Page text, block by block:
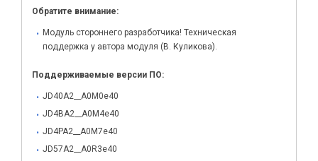
Обратите внимание:
Модуль стороннего разработчика! Техническая
поддержка у автора модуля (В. Куликова).
Поддерживаемые версии ПО:
JD40A2__A0M0e40
JD4BA2__A0M4e40
JD4PA2__A0M7e40
JD57A2__A0R3e40